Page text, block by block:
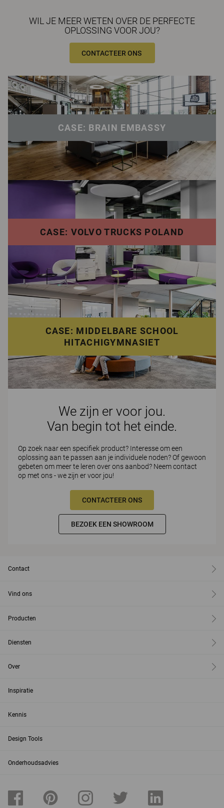
WIL JE MEER WETEN OVER DE PERFECTE
OPLOSSING VOOR JOU?
CONTACTEER ONS
CASE: BRAIN EMBASSY
CASE: VOLVO TRUCKS POLAND
CASE: MIDDELBARE SCHOOL
HITACHIGYMNASIET
We zijn er voor jou.
Van begin tot het einde.
Op zoek naar een specifiek product? Interesse om een
oplossing aan te passen aan je individuele noden? Of gewoon
gebeten om meer te leren over ons aanbod? Neem contact
op met ons - we zijn er voor jou!
CONTACTEER ONS
BEZOEK EEN SHOWROOM
Contact
Vind ons
Producten
Diensten
Over
Inspiratie
Kennis
Design Tools
Onderhoudsadvies